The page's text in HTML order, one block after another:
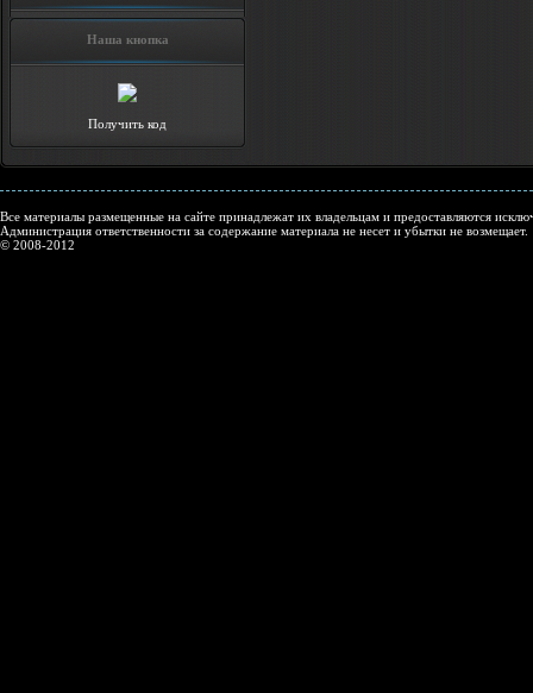
Наша кнопка
Получить код
Все материалы размещенные на сайте принадлежат их владельцам и предоставляются
Администрация ответственности за содержание материала не несет и убытки не возмещает.
© 2008-2012